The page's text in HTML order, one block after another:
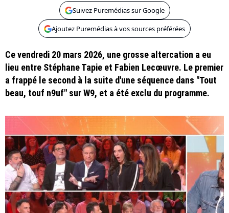
Suivez Puremédias sur Google
Ajoutez Puremédias à vos sources préférées
Ce vendredi 20 mars 2026, une grosse altercation a eu
lieu entre Stéphane Tapie et Fabien Lecœuvre. Le premier
a frappé le second à la suite d'une séquence dans "Tout
beau, touf n9uf" sur W9, et a été exclu du programme.